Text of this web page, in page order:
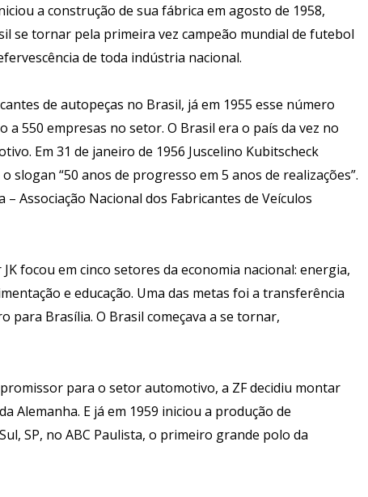
a construção de sua fábrica em agosto de 1958,
se tornar pela primeira vez campeão mundial de futebol
de toda indústria nacional.
de autopeças no Brasil, já em 1955 esse número
a 550 empresas no setor. O Brasil era o país da vez no
Em 31 de janeiro de 1956 Juscelino Kubitscheck
slogan “50 anos de progresso em 5 anos de realizações”.
Associação Nacional dos Fabricantes de Veículos
focou em cinco setores da economia nacional: energia,
e educação. Uma das metas foi a transferência
para Brasília. O Brasil começava a se tornar,
para o setor automotivo, a ZF decidiu montar
Alemanha. E já em 1959 iniciou a produção de
SP, no ABC Paulista, o primeiro grande polo da